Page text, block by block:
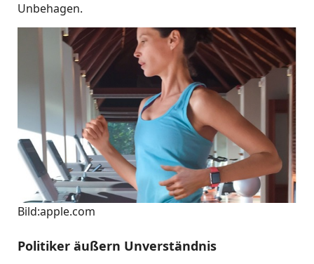
Unbehagen.
Bild:apple.com
Politiker äußern Unverständnis